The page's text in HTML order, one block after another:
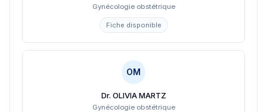
Gynécologie obstétrique
Fiche disponible
OM
Dr. OLIVIA MARTZ
Gynécologie obstétrique